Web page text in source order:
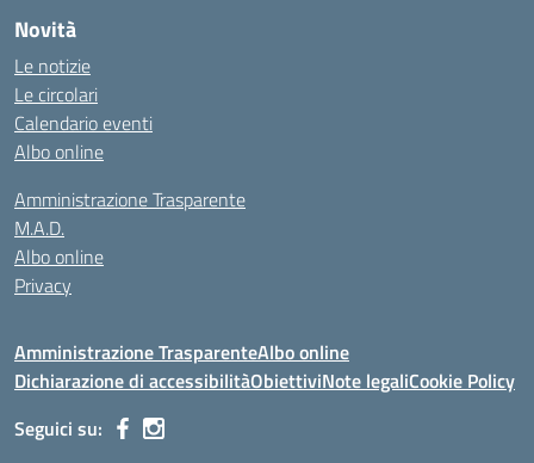
Novità
Le notizie
Le circolari
Calendario eventi
Albo online
Amministrazione Trasparente
M.A.D.
Albo online
Privacy
Amministrazione TrasparenteAlbo online
Dichiarazione di accessibilitàObiettiviNote legaliCookie Policy
Seguici su: